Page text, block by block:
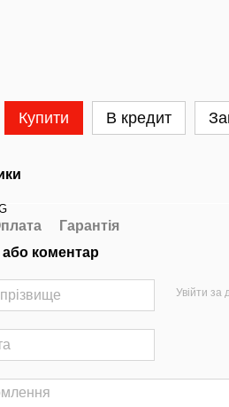
Купити В кредит
Гарантія
або коментар
Увійти за